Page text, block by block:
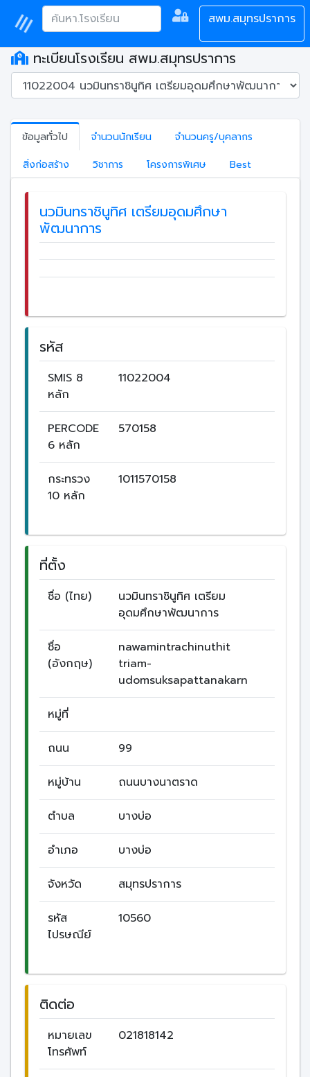
สพม.สมุทรปราการ
ทะเบียนโรงเรียน สพม.สมุทรปราการ
ข้อมูลทั่วไป จำนวนนักเรียน
จำนวนครู/บุคลากร
สิ่งก่อสร้าง
วิชาการ โครงการพิเศษ Best
นวมินทราชินูทิศ เตรียมอุดมศึกษา
พัฒนาการ
รหัส
SMIS 8
หลัก
11022004
PERCODE
6 หลัก
570158
กระทรวง
10 หลัก
1011570158
ที่ตั้ง
ชื่อ (ไทย)
นวมินทราชินูทิศ เตรียม
อุดมศึกษาพัฒนาการ
ชื่อ
(อังกฤษ)
nawamintrachinuthit
triam-
udomsuksapattanakarn
หมู่ที่
ถนน 99
หมู่บ้าน ถนนบางนาตราด
ตำบล บางบ่อ
อำเภอ บางบ่อ
จังหวัด สมุทรปราการ
รหัส
ไปรษณีย์
10560
ติดต่อ
หมายเลข
โทรศัพท์
021818142